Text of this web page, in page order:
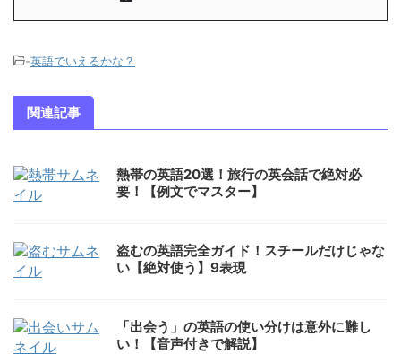
-英語でいえるかな？
関連記事
熱帯の英語20選！旅行の英会話で絶対必
要！【例文でマスター】
盗むの英語完全ガイド！スチールだけじゃな
い【絶対使う】9表現
「出会う」の英語の使い分けは意外に難し
い！【音声付きで解説】